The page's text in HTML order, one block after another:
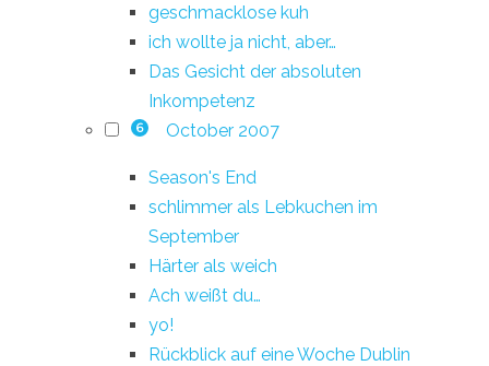
geschmacklose kuh
ich wollte ja nicht, aber…
Das Gesicht der absoluten
Inkompetenz
6 October 2007
Season's End
schlimmer als Lebkuchen im
September
Härter als weich
Ach weißt du…
yo!
Rückblick auf eine Woche Dublin